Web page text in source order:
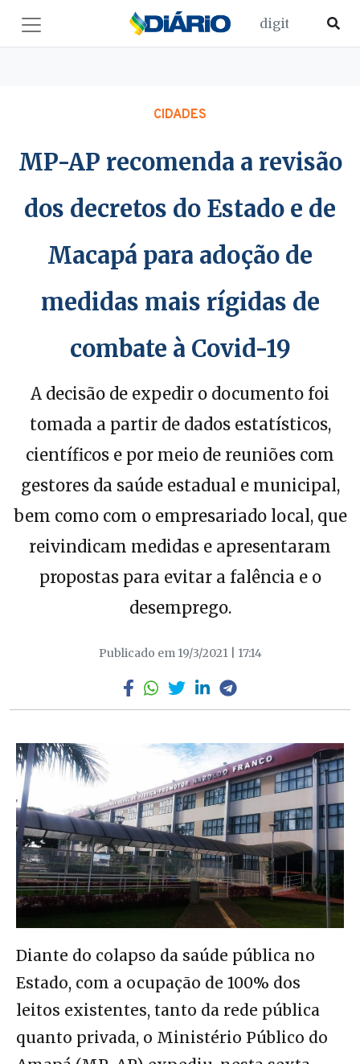
CIDADES
MP-AP recomenda a revisão
dos decretos do Estado e de
Macapá para adoção de
medidas mais rígidas de
combate à Covid-19
A decisão de expedir o documento foi
tomada a partir de dados estatísticos,
científicos e por meio de reuniões com
gestores da saúde estadual e municipal,
bem como com o empresariado local, que
reivindicam medidas e apresentaram
propostas para evitar a falência e o
desemprego.
Publicado em 19/3/2021 | 17:14
Diante do colapso da saúde pública no
Estado, com a ocupação de 100% dos
leitos existentes, tanto da rede pública
quanto privada, o Ministério Público do